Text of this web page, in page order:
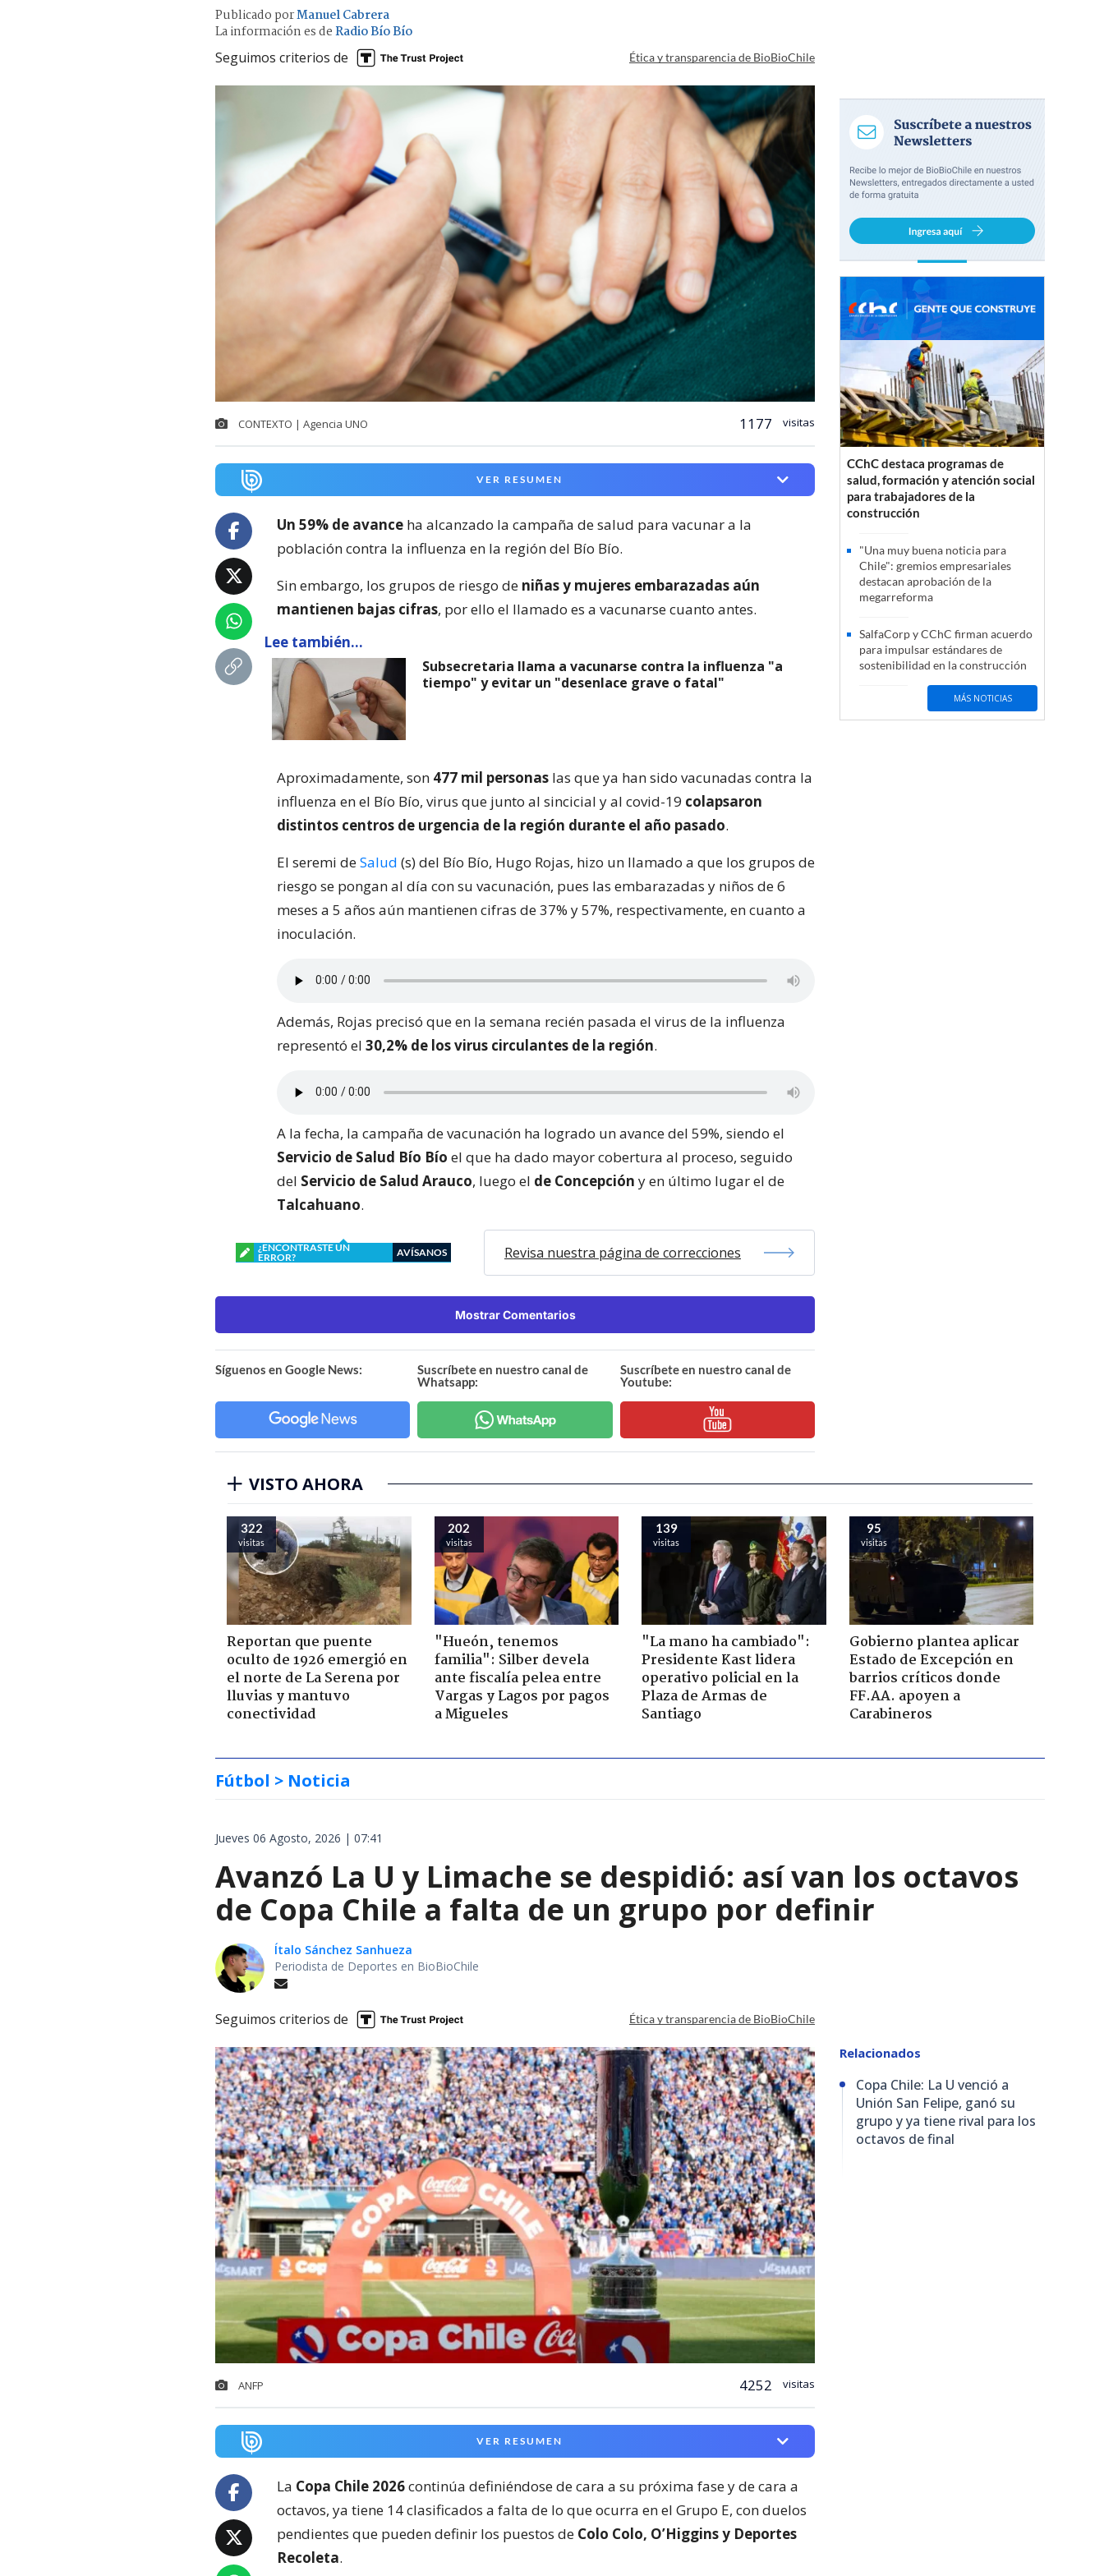
Publicado porManuel Cabrera
La información es deRadio Bío Bío
Seguimos criterios de Ética y transparencia de BioBioChile
CONTEXTO | Agencia UNO 1177 visitas
VER RESUMEN
Un 59% de avance ha alcanzado la campaña de salud para vacunar a la
población contra la influenza en la región del Bío Bío.
Sin embargo, los grupos de riesgo de niñas y mujeres embarazadas aún
mantienen bajas cifras, por ello el llamado es a vacunarse cuanto antes.
Lee también...
Subsecretaria llama a vacunarse contra la influenza "a
tiempo" y evitar un "desenlace grave o fatal"
Aproximadamente, son 477 mil personas las que ya han sido vacunadas contra la
influenza en el Bío Bío, virus que junto al sincicial y al covid-19 colapsaron
distintos centros de urgencia de la región durante el año pasado.
El seremi deSalud (s) del Bío Bío, Hugo Rojas, hizo un llamado a que los grupos de
riesgo se pongan al día con su vacunación, pues las embarazadas y niños de 6
meses a 5 años aún mantienen cifras de 37% y 57%, respectivamente, en cuanto a
inoculación.
Además, Rojas precisó que en la semana recién pasada el virus de la influenza
representó el 30,2% de los virus circulantes de la región.
A la fecha, la campaña de vacunación ha logrado un avance del 59%, siendo el
Servicio de Salud Bío Bío el que ha dado mayor cobertura al proceso, seguido
del Servicio de Salud Arauco, luego el de Concepción y en último lugar el de
Talcahuano.
¿ENCONTRASTE UN
ERROR?
AVÍSANOS Revisa nuestra página de correcciones
Mostrar Comentarios
Síguenos en Google News:
Suscríbete en nuestro canal de
Whatsapp:
Suscríbete en nuestro canal de
Youtube:
CChC destaca programas de
salud, formación y atención social
para trabajadores de la
construcción
"Una muy buena noticia para
Chile": gremios empresariales
destacan aprobación de la
megarreforma
SalfaCorp y CChC firman acuerdo
para impulsar estándares de
sostenibilidad en la construcción
MÁS NOTICIAS
VISTO AHORA
322
visitas
Reportan que puente
oculto de 1926 emergió en
el norte de La Serena por
lluvias y mantuvo
conectividad
202
visitas
"Hueón, tenemos
familia": Silber devela
ante fiscalía pelea entre
Vargas y Lagos por pagos
a Migueles
139
visitas
"La mano ha cambiado":
Presidente Kast lidera
operativo policial en la
Plaza de Armas de
Santiago
95
visitas
Gobierno plantea aplicar
Estado de Excepción en
barrios críticos donde
FF.AA. apoyen a
Carabineros
Fútbol > Noticia
Jueves 06 Agosto, 2026 | 07:41
Avanzó La U y Limache se despidió: así van los octavos
de Copa Chile a falta de un grupo por definir
Ítalo Sánchez Sanhueza
Periodista de Deportes en BioBioChile
Seguimos criterios de Ética y transparencia de BioBioChile
ANFP 4252 visitas
VER RESUMEN
La Copa Chile 2026continúa definiéndose de cara a su próxima fase y de cara a
octavos, ya tiene 14 clasificados a falta de lo que ocurra en el Grupo E, con duelos
pendientes que pueden definir los puestos de Colo Colo, O’Higgins y Deportes
Recoleta.
Relacionados
Copa Chile: La U venció a
Unión San Felipe, ganó su
grupo y ya tiene rival para los
octavos de final